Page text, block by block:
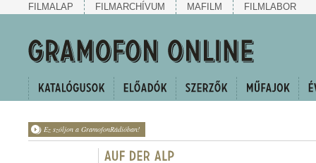
FILMALAP FILMARCHÍVUM MAFILM FILMLABOR
Ez szóljon a GramofonRádióban!